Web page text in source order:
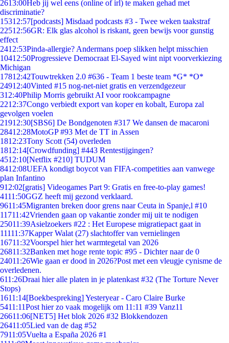
2613:00Heb jij wel eens (online of irl) te maken gehad met
discriminatie?
15312:57[podcasts] Misdaad podcasts #3 - Twee weken taakstraf
22512:56GR: Elk glas alcohol is riskant, geen bewijs voor gunstig
effect
2412:53Pinda-allergie? Andermans poep slikken helpt misschien
10412:50Progressieve Democraat El-Sayed wint nipt voorverkiezing
Michigan
17812:42Touwtrekken 2.0 #636 - Team 1 beste team *G* *O*
24912:40Vinted #15 nog-net-niet gratis en verzendgezeur
312:40Philip Morris gebruikt AI voor rookcampagne
2212:37Congo verbiedt export van koper en kobalt, Europa zal
gevolgen voelen
21912:30[SBS6] De Bondgenoten #317 We dansen de macaroni
28412:28MotoGP #93 Met de TT in Assen
1812:23Tony Scott (54) overleden
1812:14[Crowdfunding] #443 Rentestijgingen?
4512:10[Netflix #210] TUDUM
8412:08UEFA kondigt boycot van FIFA-competities aan vanwege
plan Infantino
912:02[gratis] Videogames Part 9: Gratis en free-to-play games!
4111:50GGZ heeft mij gezond verklaard.
9611:45Migranten breken door grens naar Ceuta in Spanje,l #10
11711:42Vrienden gaan op vakantie zonder mij uit te nodigen
25011:39Asielzoekers #22 : Het Europese migratiepact gaat in
11111:37Kapper Walat (27) slachtoffer van vernielingen
16711:32Voorspel hier het warmtegetal van 2026
26811:32Banken met hoge rente topic #95 - Dichter naar de 0
24011:26Wie gaan er dood in 2026?Post met een vleugje cynisme de
overledenen.
611:26Draai hier alle platen in je platenkast #32 (The Torture Never
Stops)
1611:14[Boekbespreking] Yesteryear - Caro Claire Burke
5411:11Post hier zo vaak mogelijk om 11:11 #39 Vanz11
26611:06[NET5] Het blok 2026 #32 Blokkendozen
26411:05Lied van de dag #52
7911:05Vuelta a España 2026 #1